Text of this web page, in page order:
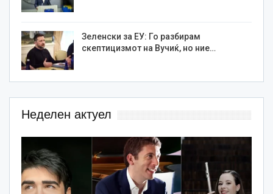
Зеленски за ЕУ: Го разбирам
скептицизмот на Вучиќ, но ние…
Неделен актуел